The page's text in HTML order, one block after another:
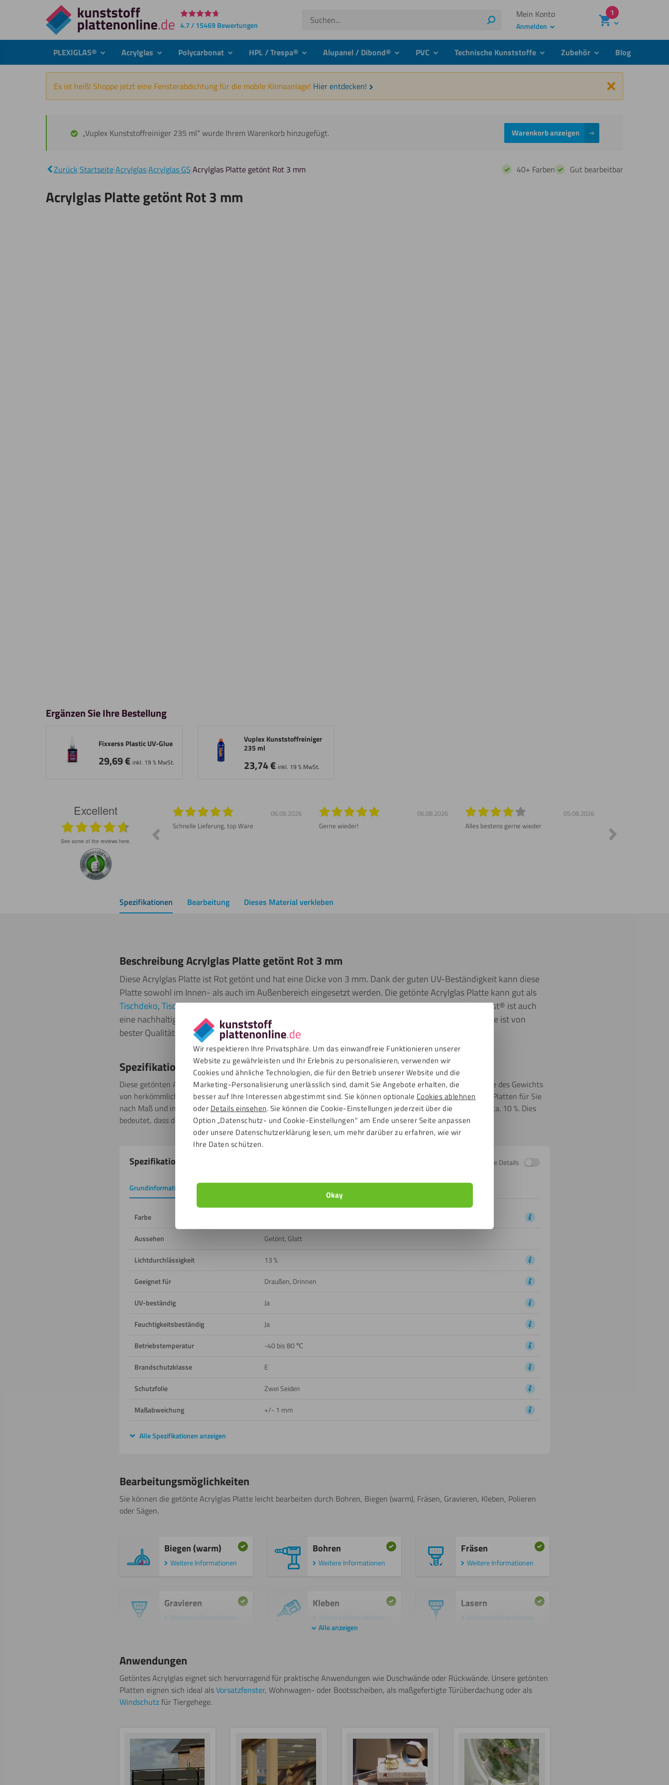
Wir respektieren Ihre Privatsphäre. Um das einwandfreie Funktionieren unserer
Website zu gewährleisten und Ihr Erlebnis zu personalisieren, verwenden wir
Cookies und ähnliche Technologien, die für den Betrieb unserer Website und die
Marketing-Personalisierung unerlässlich sind, damit Sie Angebote erhalten, die
besser auf Ihre Interessen abgestimmt sind. Sie können optionaleCookies ablehnen
oderDetails einsehen. Sie können die Cookie-Einstellungen jederzeit über die
Option „Datenschutz- und Cookie-Einstellungen" am Ende unserer Seite anpassen
oder unsere Datenschutzerklärung lesen, um mehr darüber zu erfahren, wie wir
Ihre Daten schützen.
Okay
Direkt
zum
4.7 / 15469 Bewertungen
Suchen
Suchen
Mein Konto
Anmelden
1
PLEXIGLAS® submenuAcrylglas submenuPolycarbonat submenuHPL / Trespa® submenuAlupanel / Dibond® submenuPVC submenuTechnische Kunststoffe submenuZubehör submenuBlog
Es ist heiß! Shoppe jetzt eine Fensterabdichtung für die mobile Klimaanlage! Hier entdecken! Schließen
„Vuplex Kunststoffreiniger 235 ml“ wurde Ihrem Warenkorb hinzugefügt. Warenkorb anzeigen
Zurück StartseiteAcrylglasAcrylglas GS Acrylglas Platte getönt Rot 3 mm 40+ Farben Gut bearbeitbar
Acrylglas Platte getönt Rot 3 mm
Ergänzen Sie Ihre Bestellung
Fixxerss Plastic UV-Glue
29,69€ inkl. 19 % MwSt.
Vuplex Kunststoffreiniger
235 ml
23,74€ inkl. 19 % MwSt.
Excellent
see some of the reviews here.
Prompte Lieferung Material war wie
besprochen gut Lässt sich schneiden und
06.08.2026
Schnelle Lieferung, top Ware
06.08.2026
Gerne wieder!
05.08.2026
Alles bestens gerne wieder
Spezifikationen Bearbeitung Dieses Material verkleben
Beschreibung Acrylglas Platte getönt Rot 3 mm
Diese Acrylglas Platte ist Rot getönt und hat eine Dicke von 3 mm. Dank der guten UV-Beständigkeit kann diese
Platte sowohl im Innen- als auch im Außenbereich eingesetzt werden. Die getönte Acrylglas Platte kann gut als
Tischdeko,TischlampeoderBalkonverkleidungverwendet werden. Diese Platte der Marke Greencast® ist auch
eine nachhaltige Wahl, da das Material aus 100 % recyceltem Acrylglas besteht. Diese Acrylglas Platte ist von
bester Qualität und weist genau die gleichen Eigenschaften wie herkömmliches Acrylglas aus.
Spezifikationen
Diese getönten Acrylglas Platten sind nicht nur dreißigmal stärker als Glas, sondern weisen auch nur die Hälfte des Gewichts
von herkömmlichem Glas auf. Die Platten werden beidseitig mit einer Schutzfolie versehen. Wir schneiden die Platten für Sie
nach Maß und in jede gewünschte Form. Beachten Sie bei der Bestellung der Platten eine Dickentoleranz von ca. 10 %. Dies
bedeutet, dass die Dicke der Platte um +/- 10 % abweichen kann.
Spezifikationen Zeige Details
Grundinformation
Farbe
Aussehen Getönt, Glatt
Lichtdurchlässigkeit 13 %
Geeignet für Draußen, Drinnen
UV-beständig Ja
Feuchtigkeitsbeständig Ja
Betriebstemperatur -40 bis 80 ℃
Brandschutzklasse E
Schutzfolie Zwei Seiden
Maßabweichung +/- 1 mm
Alle Spezifikationen anzeigen
Bearbeitungsmöglichkeiten
Sie können die getönte Acrylglas Platte leicht bearbeiten durch Bohren, Biegen (warm), Fräsen, Gravieren, Kleben, Polieren
oder Sägen.
Biegen (warm)
Weitere Informationen
Bohren
Weitere Informationen
Fräsen
Weitere Informationen
Gravieren
Weitere Informationen
Kleben
Weitere Informationen
Lasern
Weitere Informationen
Malen
Weitere Informationen
(Stichsäge)
Weitere Informationen
Alle anzeigen
Anwendungen
Getöntes Acrylglas eignet sich hervorragend für praktische Anwendungen wie Duschwände oder Rückwände. Unsere getönten
Platten eignen sich ideal alsVorsatzfenster, Wohnwagen- oder Bootsscheiben, als maßgefertigte Türüberdachung oder als
Windschutzfür Tiergehege.